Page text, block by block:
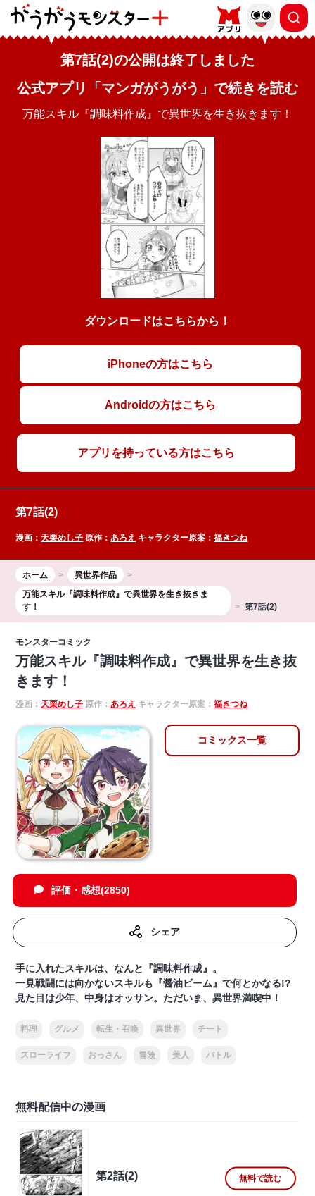
第7話(2)の公開は終了しました
公式アプリ「マンガがうがう」で続きを読む
万能スキル『調味料作成』で異世界を生き抜きます！
ダウンロードはこちらから！
iPhoneの方はこちら
Androidの方はこちら
アプリを持っている方はこちら
第7話(2)
漫画： 天栗めし子 原作：あろえ キャラクター原案：福きつね
ホーム
異世界作品
万能スキル『調味料作成』で異世界を生き抜きま
す！
第7話(2)
モンスターコミック
万能スキル『調味料作成』で異世界を生き抜
きます！
漫画： 天栗めし子 原作：あろえ キャラクター原案：福きつね
コミックス一覧
評価・感想(2850)
シェア
手に入れたスキルは、なんと『調味料作成』。
一見戦闘には向かないスキルも『醤油ビーム』で何とかなる!?
見た目は少年、中身はオッサン。ただいま、異世界満喫中！
料理 グルメ 転生・召喚 異世界 チート
スローライフ おっさん 冒険 美人 バトル
無料配信中の漫画
第2話(2) 無料で読む